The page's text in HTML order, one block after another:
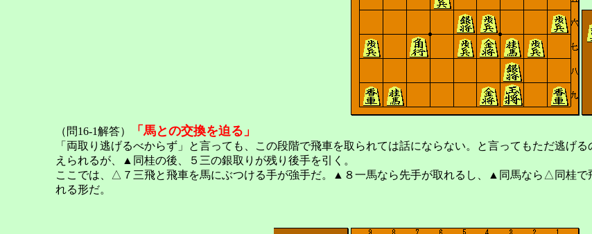
（問16-1解答） 「馬との交換を迫る」
「両取り逃げるべからず」と言っても、この段階で飛車を取られては話にならない。と言ってもただ逃
えられるが、▲同桂の後、５三の銀取りが残り後手を引く。
ここでは、△７三飛と飛車を馬にぶつける手が強手だ。▲８一馬なら先手が取れるし、▲同馬なら△同桂で
れる形だ。